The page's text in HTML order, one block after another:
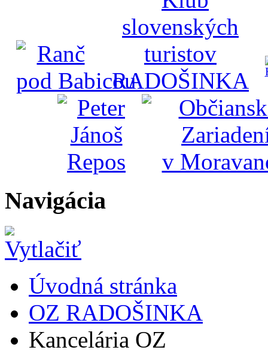
Navigácia
Úvodná stránka
OZ RADOŠINKA
Kancelária OZ